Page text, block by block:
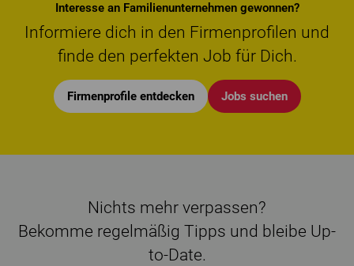
Interesse an Familienunternehmen gewonnen?
Informiere dich in den Firmenprofilen und
finde den perfekten Job für Dich.
Firmenprofile entdecken Jobs suchen
Nichts mehr verpassen?
Bekomme regelmäßig Tipps und bleibe Up-
to-Date.